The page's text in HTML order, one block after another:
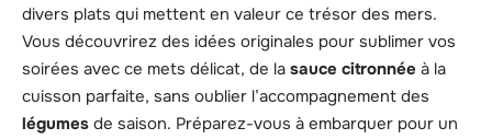
divers plats qui mettent en valeur ce trésor des mers.
Vous découvrirez des idées originales pour sublimer vos
soirées avec ce mets délicat, de la sauce citronnée à la
cuisson parfaite, sans oublier l’accompagnement des
légumes de saison. Préparez-vous à embarquer pour un